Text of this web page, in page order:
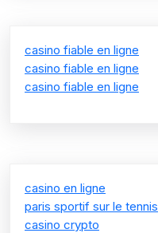
casino fiable en ligne
casino fiable en ligne
casino fiable en ligne
casino en ligne
paris sportif sur le tennis
casino crypto